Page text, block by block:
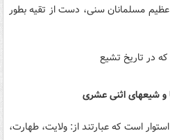
عظیم مسلمانان سنی، دست از تقیه بطور
است که عبارتند از: ولایت، طهارت،